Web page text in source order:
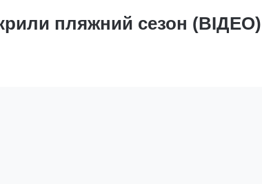
пляжний сезон (ВІДЕО)